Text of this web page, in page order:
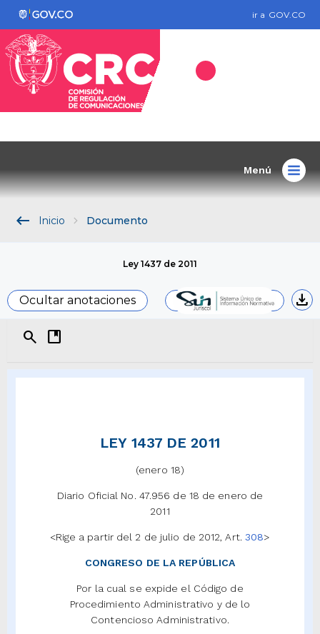
ir a GOV.CO
Menú
keyboard_backspace Inicio Documento
Ley 1437 de 2011
Ocultar anotaciones
download
search developer_guide
LEY 1437 DE 2011
(enero 18)
Diario Oficial No. 47.956 de 18 de enero de
2011
<Rige a partir del 2 de julio de 2012, Art. 308>
CONGRESO DE LA REPÚBLICA
Por la cual se expide el Código de
Procedimiento Administrativo y de lo
Contencioso Administrativo.